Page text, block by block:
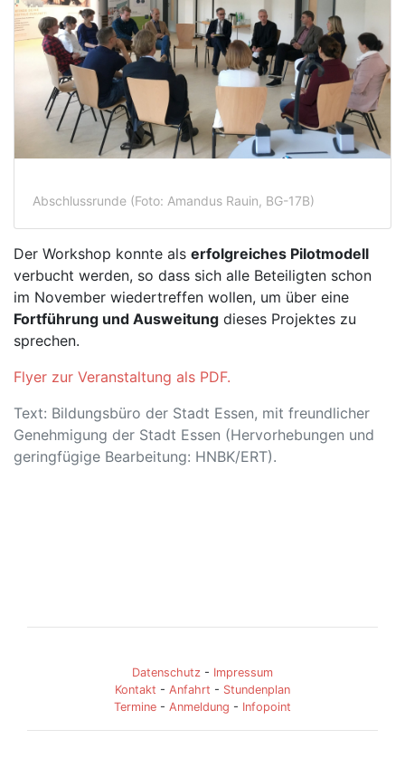
Abschlussrunde (Foto: Amandus Rauin, BG-17B)
Der Workshop konnte als erfolgreiches Pilotmodell
verbucht werden, so dass sich alle Beteiligten schon
im November wiedertreffen wollen, um über eine
Fortführung und Ausweitung dieses Projektes zu
sprechen.
Flyer zur Veranstaltung als PDF.
Text: Bildungsbüro der Stadt Essen, mit freundlicher
Genehmigung der Stadt Essen (Hervorhebungen und
geringfügige Bearbeitung: HNBK/ERT).
Datenschutz - Impressum
Kontakt - Anfahrt - Stundenplan
Termine - Anmeldung - Infopoint